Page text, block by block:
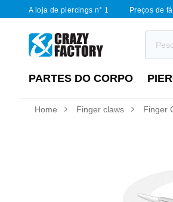
A loja de piercings n° 1 Preços de
PARTES DO CORPO
Home Finger claws Finger